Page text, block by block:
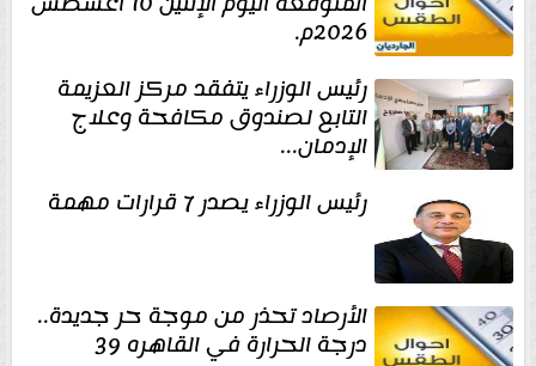
2026م.
رئيس الوزراء يتفقد مركز العزيمة
التابع لصندوق مكافحة وعلاج
الإدمان...
رئيس الوزراء يصدر 7 قرارات مهمة
الأرصاد تحذر من موجة حر جديدة..
درجة الحرارة في القاهره 39